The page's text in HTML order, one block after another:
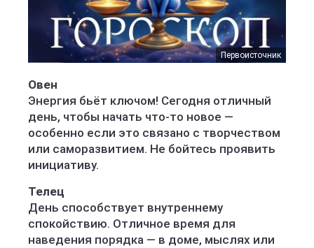
Первоисточник
Овен
Энергия бьёт ключом! Сегодня отличный
день, чтобы начать что-то новое —
особенно если это связано с творчеством
или саморазвитием. Не бойтесь проявить
инициативу.
Телец
День способствует внутреннему
спокойствию. Отличное время для
наведения порядка — в доме, мыслях или